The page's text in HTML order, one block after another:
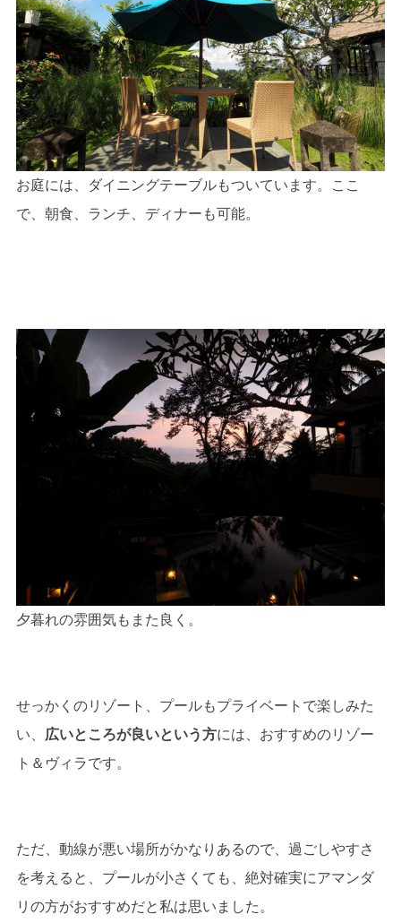
お庭には、ダイニングテーブルもついています。ここ
で、朝食、ランチ、ディナーも可能。
夕暮れの雰囲気もまた良く。
せっかくのリゾート、プールもプライベートで楽しみた
い、 広いところが良いという方には、おすすめのリゾー
ト＆ヴィラです。
ただ、動線が悪い場所がかなりあるので、過ごしやすさ
を考えると、プールが小さくても、絶対確実にアマンダ
リの方がおすすめだと私は思いました。